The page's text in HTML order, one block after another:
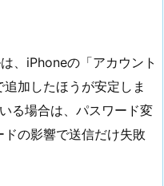
、iPhoneの「アカウント
加したほうが安定しま
る場合は、パスワード変
の影響で送信だけ失敗